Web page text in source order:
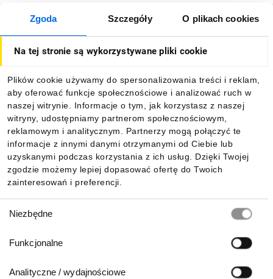
Zgoda Szczegóły O plikach cookies
Na tej stronie są wykorzystywane pliki cookie
Plików cookie używamy do spersonalizowania treści i reklam,
aby oferować funkcje społecznościowe i analizować ruch w
naszej witrynie. Informacje o tym, jak korzystasz z naszej
witryny, udostępniamy partnerom społecznościowym,
reklamowym i analitycznym. Partnerzy mogą połączyć te
informacje z innymi danymi otrzymanymi od Ciebie lub
uzyskanymi podczas korzystania z ich usług. Dzięki Twojej
zgodzie możemy lepiej dopasować ofertę do Twoich
zainteresowań i preferencji.
zgody
Niezbędne
Funkcjonalne
Analityczne / wydajnościowe
O firmie
Informacje
Pobierz naszą aplikację mobilną: